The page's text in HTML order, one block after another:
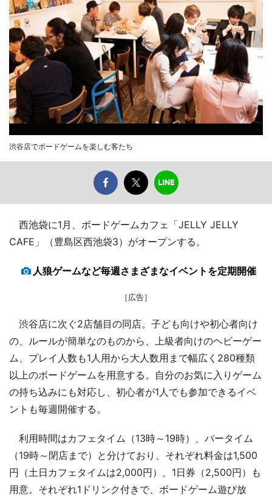
渋谷店でボードゲームを楽しむ客たち
西池袋に1月、ボードゲームカフェ「JELLY JELLY
CAFE」（豊島区西池袋3）がオープンする。
人狼ゲームなど毎週さまざまなイベントを定期開催
［広告］
渋谷店に次ぐ2店舗目の同店。子ども向けや初心者向け
の、ルールが簡単なのものから、上級者向けのヘビーゲー
ム、プレイ人数も1人用から大人数用まで幅広く280種類
以上のボードゲームを用意する。自分のお気に入りゲーム
の持ち込みにも対応し、初心者が1人でも参加できるイベ
ントも毎週開催する。
利用時間はカフェタイム（13時～19時）、バータイム
（19時～閉店まで）と分けており、それぞれ料金は1,500
円（土日カフェタイムは2,000円）、1日券（2,500円）も
用意。それぞれ1ドリンク付きで、ボードゲーム遊び放